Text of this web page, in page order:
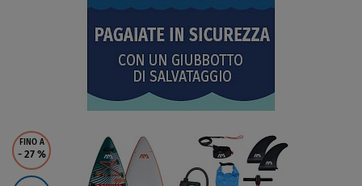
FINO A
- 27 %